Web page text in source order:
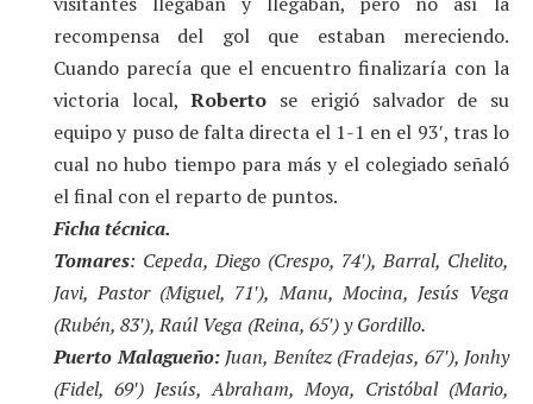
recompensa del gol que estaban mereciendo.
Cuando parecía que el encuentro finalizaría con la
victoria local,Roberto se erigió salvador de su
equipo y puso de falta directa el 1-1 en el 93′, tras lo
cual no hubo tiempo para más y el colegiado señaló
el final con el reparto de puntos.
Ficha técnica.
Tomares: Cepeda, Diego (Crespo, 74′), Barral, Chelito,
Javi, Pastor (Miguel, 71′), Manu, Mocina, Jesús Vega
(Rubén, 83′), Raúl Vega (Reina, 65′) y Gordillo.
Puerto Malagueño:Juan, Benítez (Fradejas, 67′), Jonhy
(Fidel, 69′) Jesús, Abraham, Moya, Cristóbal (Mario,